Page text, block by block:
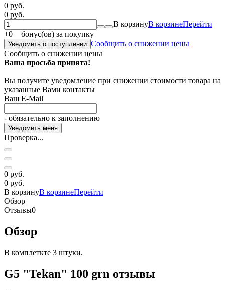
0 руб.
0 руб.
В корзинуВ корзинеПерейти
+0 бонус(ов) за покупку
Уведомить о поступлении Сообщить о снижении цены
Сообщить о снижении цены
Ваша просьба принята!
Вы получите уведомление при снижении стоимости товара на
указанные Вами контакты
Ваш E-Mail
- обязательно к заполнению
Проверка...
0 руб.
0 руб.
В корзинуВ корзинеПерейти
Обзор
Отзывы0
Обзор
В комплеткте 3 штуки.
G5 "Tekan" 100 grn отзывы